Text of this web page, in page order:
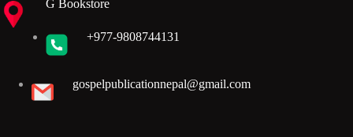
G Bookstore
+977-9808744131
gospelpublicationnepal@gmail.com